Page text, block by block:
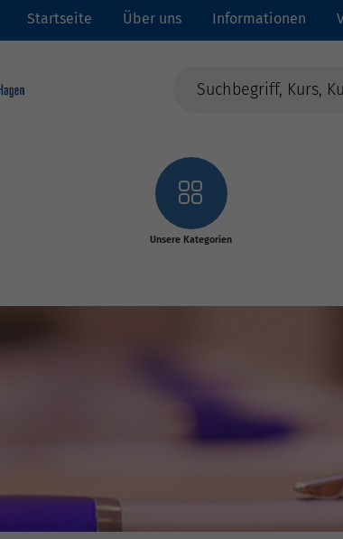
Startseite Über uns Informationen
Unsere Kategorien